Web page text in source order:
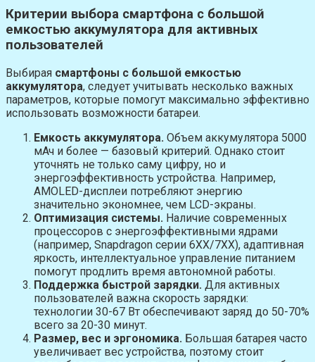
Критерии выбора смартфона с большой
емкостью аккумулятора для активных
пользователей
Выбирая смартфоны с большой емкостью
аккумулятора, следует учитывать несколько важных
параметров, которые помогут максимально эффективно
использовать возможности батареи.
Емкость аккумулятора. Объем аккумулятора 5000
мАч и более — базовый критерий. Однако стоит
уточнять не только саму цифру, но и
энергоэффективность устройства. Например,
AMOLED-дисплеи потребляют энергию
значительно экономнее, чем LCD-экраны.
Оптимизация системы. Наличие современных
процессоров с энергоэффективными ядрами
(например, Snapdragon серии 6XX/7XX), адаптивная
яркость, интеллектуальное управление питанием
помогут продлить время автономной работы.
Поддержка быстрой зарядки. Для активных
пользователей важна скорость зарядки:
технологии 30-67 Вт обеспечивают заряд до 50-70%
всего за 20-30 минут.
Размер, вес и эргономика. Большая батарея часто
увеличивает вес устройства, поэтому стоит